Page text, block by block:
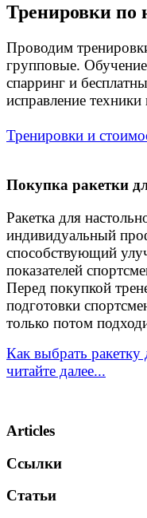
Тренировки по
Проводим
групповые.
спарринг и
исправление
Тренировки и
Покупка ракетки
Ракетка для
индивидуальный
способствующий
показателей
Перед покупкой
подготовки
только потом
Как выбрать ракетку
читайте далее...
Articles
Ссылки
Статьи